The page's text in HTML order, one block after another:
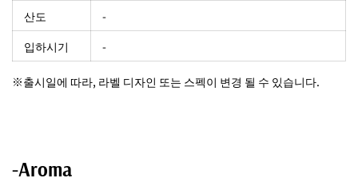
산도
-
입하시기
-
※출시일에 따라, 라벨 디자인 또는 스펙이 변경 될 수 있습니다.
-Aroma